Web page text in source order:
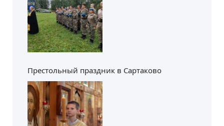
Престольный праздник в Сартаково